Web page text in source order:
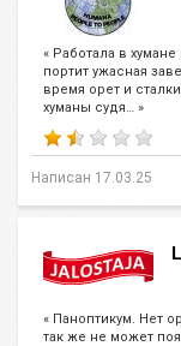
« Работала в
портит ужасная
время орет и
хуманы судя… »
Написан 17.03.25
« Паноптикум. Нет
так же не может